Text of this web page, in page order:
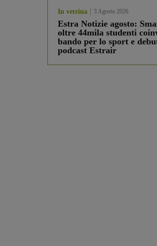
In vetrina 3 Agosto 2026
Estra Notizie agosto:
oltre 44mila studenti
bando per lo sport e
podcast Estrair